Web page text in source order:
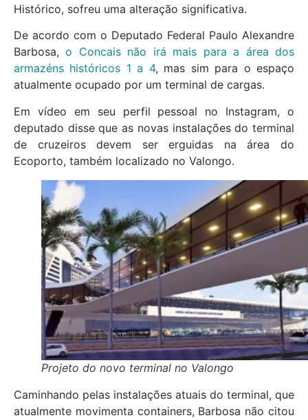
Histórico, sofreu uma alteração significativa.
De acordo com o Deputado Federal Paulo Alexandre
Barbosa,o Concais não irá mais para a área dos
armazéns históricos 1 a 4, mas sim para o espaço
atualmente ocupado por um terminal de cargas.
Em vídeo em seu perfil pessoal no Instagram, o
deputado disse que as novas instalações do terminal
de cruzeiros devem ser erguidas na área do
Ecoporto, também localizado no Valongo.
Projeto do novo terminal no Valongo
Caminhando pelas instalações atuais do terminal, que
atualmente movimenta containers, Barbosa não citou